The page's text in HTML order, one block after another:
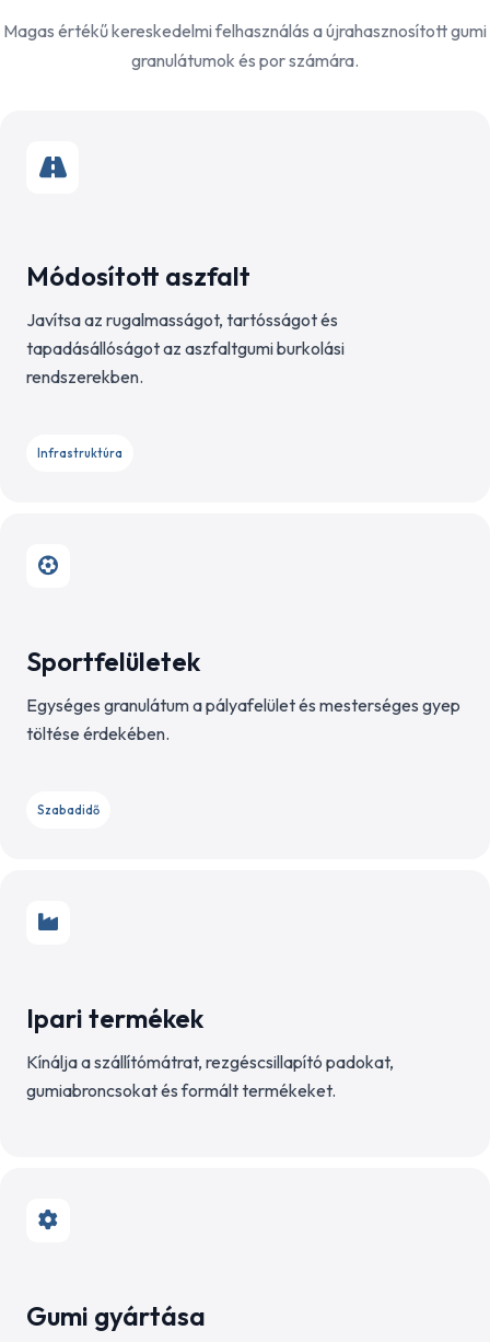
Magas értékű kereskedelmi felhasználás a újrahasznosított gumi
granulátumok és por számára.
Módosított aszfalt
Javítsa az rugalmasságot, tartósságot és
tapadásállóságot az aszfaltgumi burkolási
rendszerekben.
Infrastruktúra
Sportfelületek
Egységes granulátum a pályafelület és mesterséges gyep
töltése érdekében.
Szabadidő
Ipari termékek
Kínálja a szállítómátrat, rezgéscsillapító padokat,
gumiabroncsokat és formált termékeket.
Gumi gyártása